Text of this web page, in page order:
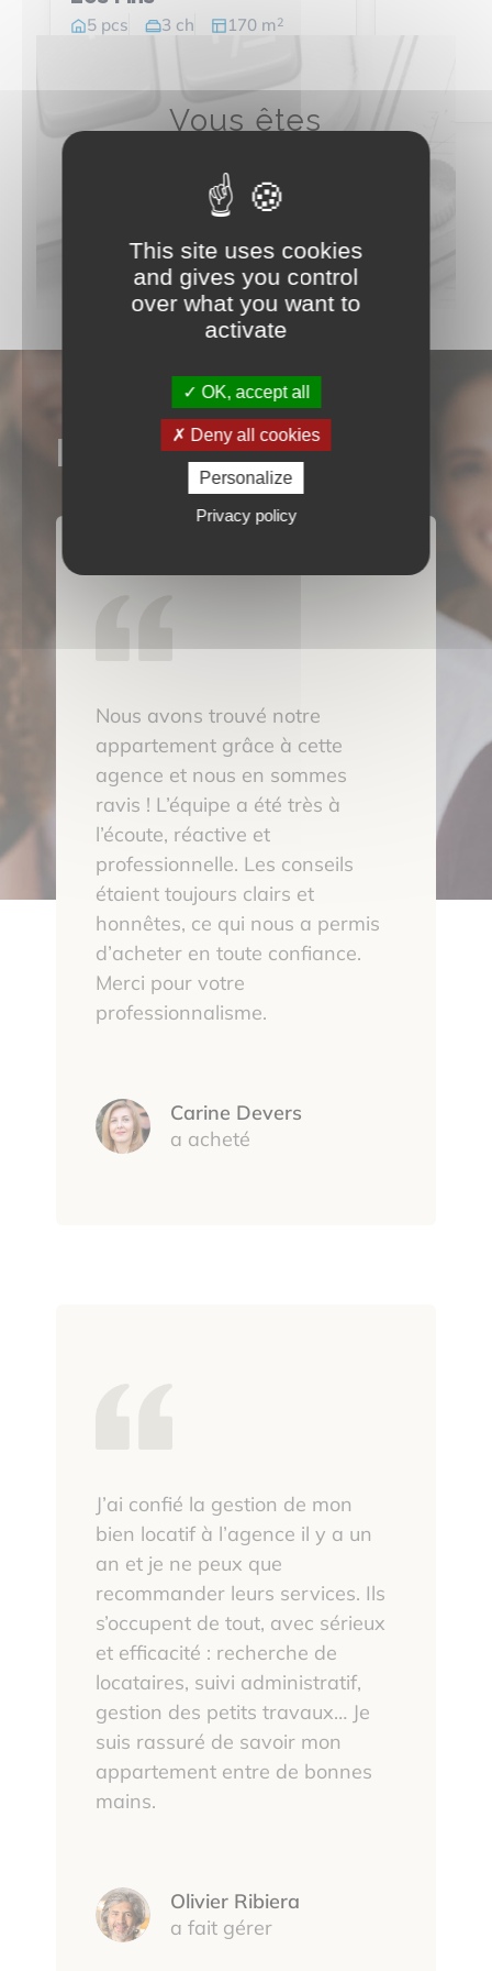
5 pcs 3 ch 170 m2
Vous êtes
vendeur ?
N’attendez
plus
Estimez votre bien maintenant
NOS AVIS
Nous avons trouvé notre
appartement grâce à cette
agence et nous en sommes
ravis ! L’équipe a été très à
l’écoute, réactive et
professionnelle. Les conseils
étaient toujours clairs et
honnêtes, ce qui nous a permis
d’acheter en toute confiance.
Merci pour votre
professionnalisme.
Carine Devers
a acheté
J’ai confié la gestion de mon
bien locatif à l’agence il y a un
an et je ne peux que
recommander leurs services. Ils
s’occupent de tout, avec sérieux
et efficacité : recherche de
locataires, suivi administratif,
gestion des petits travaux… Je
suis rassuré de savoir mon
appartement entre de bonnes
mains.
Olivier Ribiera
a fait gérer
This site uses cookies
and gives you control
over what you want to
activate
OK, accept all
Deny all cookies
Personalize
Privacy policy